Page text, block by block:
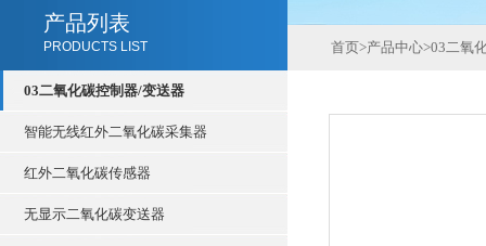
产品列表
PRODUCTS LIST
03二氧化碳控制器/变送器
智能无线红外二氧化碳采集器
红外二氧化碳传感器
无显示二氧化碳变送器
首页>产品中心>03二氧